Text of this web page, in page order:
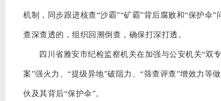
机制，同步跟进核查“沙霸”“矿霸”背后腐败和“保护伞
查深查透的，组织回溯倒查，确保打深打透。
四川省雅安市纪检监察机关在加强与公安机关“双
案”强火力、“提级异地”破阻力、“筛查评查”增效力等
伙及其背后“保护伞”。